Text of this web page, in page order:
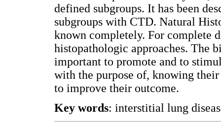
defined subgroups. It has been
subgroups with CTD. Natural
known completely. For complete
histopathologic approaches. The
important to promote and to
with the purpose of, knowing
to improve their outcome.
Key words: interstitial lung